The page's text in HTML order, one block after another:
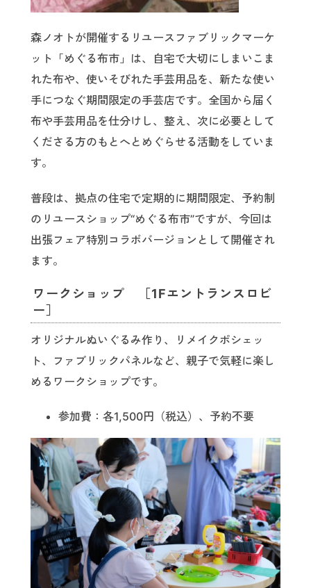
森ノオトが開催するリユースファブリックマーケ
ット「めぐる布市」は、自宅で大切にしまいこま
れた布や、使いそびれた手芸用品を、新たな使い
手につなぐ期間限定の手芸店です。全国から届く
布や手芸用品を仕分けし、整え、次に必要として
くださる方のもとへとめぐらせる活動をしていま
す。
普段は、拠点の住宅で定期的に期間限定、予約制
のリユースショップ“めぐる布市”ですが、今回は
出張フェア特別コラボバージョンとして開催され
ます。
ワークショップ ［1Fエントランスロビ
ー］
オリジナルぬいぐるみ作り、リメイクポシェッ
ト、ファブリックパネルなど、親子で気軽に楽し
めるワークショップです。
参加費：各1,500円（税込）、予約不要